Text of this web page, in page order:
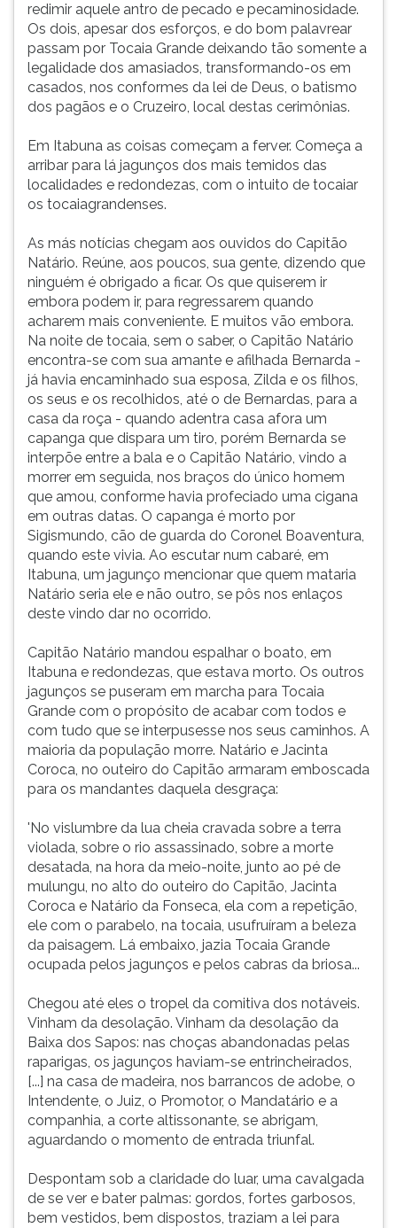
redimir aquele antro de pecado e pecaminosidade.
Os dois, apesar dos esforços, e do bom palavrear
passam por Tocaia Grande deixando tão somente a
legalidade dos amasiados, transformando-os em
casados, nos conformes da lei de Deus, o batismo
dos pagãos e o Cruzeiro, local destas cerimônias.
Em Itabuna as coisas começam a ferver. Começa a
arribar para lá jagunços dos mais temidos das
localidades e redondezas, com o intuito de tocaiar
os tocaiagrandenses.
As más notícias chegam aos ouvidos do Capitão
Natário. Reúne, aos poucos, sua gente, dizendo que
ninguém é obrigado a ficar. Os que quiserem ir
embora podem ir, para regressarem quando
acharem mais conveniente. E muitos vão embora.
Na noite de tocaia, sem o saber, o Capitão Natário
encontra-se com sua amante e afilhada Bernarda -
já havia encaminhado sua esposa, Zilda e os filhos,
os seus e os recolhidos, até o de Bernardas, para a
casa da roça - quando adentra casa afora um
capanga que dispara um tiro, porém Bernarda se
interpõe entre a bala e o Capitão Natário, vindo a
morrer em seguida, nos braços do único homem
que amou, conforme havia profeciado uma cigana
em outras datas. O capanga é morto por
Sigismundo, cão de guarda do Coronel Boaventura,
quando este vivia. Ao escutar num cabaré, em
Itabuna, um jagunço mencionar que quem mataria
Natário seria ele e não outro, se pôs nos enlaços
deste vindo dar no ocorrido.
Capitão Natário mandou espalhar o boato, em
Itabuna e redondezas, que estava morto. Os outros
jagunços se puseram em marcha para Tocaia
Grande com o propósito de acabar com todos e
com tudo que se interpusesse nos seus caminhos. A
maioria da população morre. Natário e Jacinta
Coroca, no outeiro do Capitão armaram emboscada
para os mandantes daquela desgraça:
'No vislumbre da lua cheia cravada sobre a terra
violada, sobre o rio assassinado, sobre a morte
desatada, na hora da meio-noite, junto ao pé de
mulungu, no alto do outeiro do Capitão, Jacinta
Coroca e Natário da Fonseca, ela com a repetição,
ele com o parabelo, na tocaia, usufruíram a beleza
da paisagem. Lá embaixo, jazia Tocaia Grande
ocupada pelos jagunços e pelos cabras da briosa...
Chegou até eles o tropel da comitiva dos notáveis.
Vinham da desolação. Vinham da desolação da
Baixa dos Sapos: nas choças abandonadas pelas
raparigas, os jagunços haviam-se entrincheirados,
[...] na casa de madeira, nos barrancos de adobe, o
Intendente, o Juiz, o Promotor, o Mandatário e a
companhia, a corte altissonante, se abrigam,
aguardando o momento de entrada triunfal.
Despontam sob a claridade do luar, uma cavalgada
de se ver e bater palmas: gordos, fortes garbosos,
bem vestidos, bem dispostos, traziam a lei para